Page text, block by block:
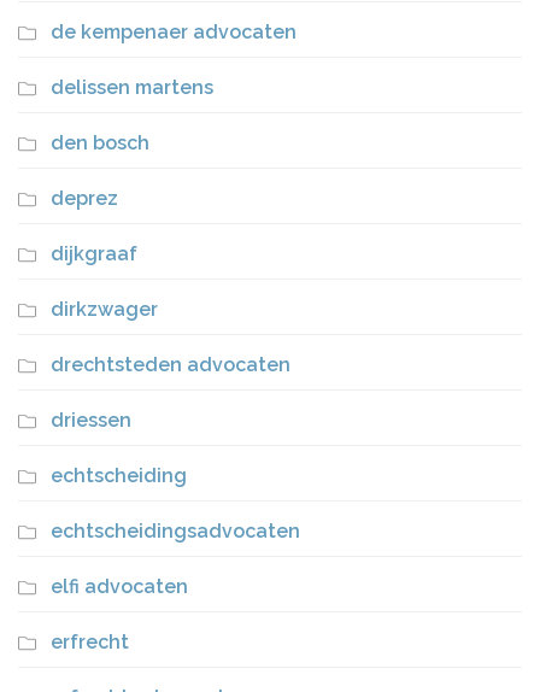
de kempenaer advocaten
delissen martens
den bosch
deprez
dijkgraaf
dirkzwager
drechtsteden advocaten
driessen
echtscheiding
echtscheidingsadvocaten
elfi advocaten
erfrecht